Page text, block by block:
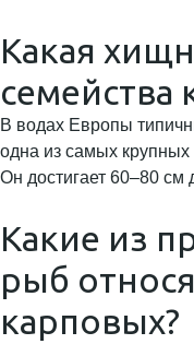
Какая
семейства
В водах Европы
одна из самых
Он достигает 60–80 см
Какие из
рыб
карповых?